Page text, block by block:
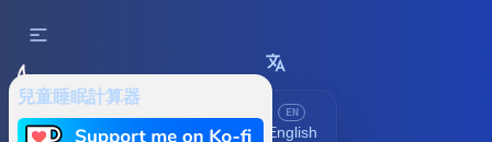
兒童睡眠計算器
EN
English